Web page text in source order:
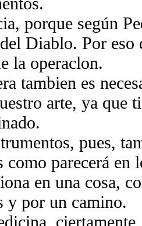
porque según
Diablo. Por eso
la operaclon.
tambien es
arte, ya que
pues,
como parecerá en
en una cosa,
y por un camino.